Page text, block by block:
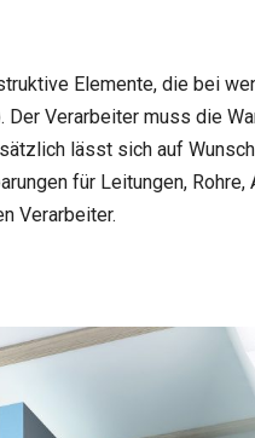
Elemente, die bei
Verarbeiter muss die
lässt sich auf
für Leitungen,
Verarbeiter.